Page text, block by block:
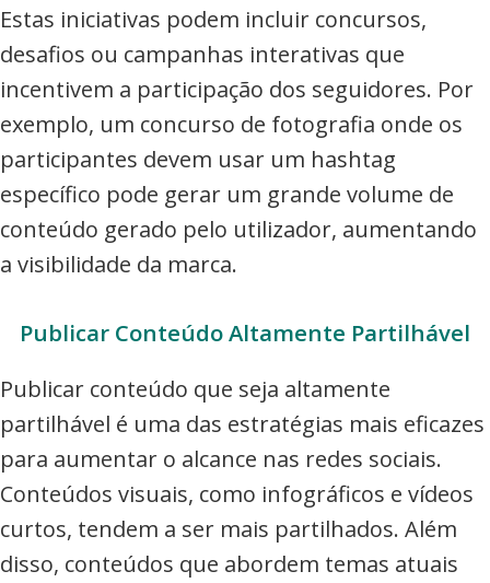
Estas iniciativas podem incluir concursos,
desafios ou campanhas interativas que
incentivem a participação dos seguidores. Por
exemplo, um concurso de fotografia onde os
participantes devem usar um hashtag
específico pode gerar um grande volume de
conteúdo gerado pelo utilizador, aumentando
a visibilidade da marca.
Publicar Conteúdo Altamente Partilhável
Publicar conteúdo que seja altamente
partilhável é uma das estratégias mais eficazes
para aumentar o alcance nas redes sociais.
Conteúdos visuais, como infográficos e vídeos
curtos, tendem a ser mais partilhados. Além
disso, conteúdos que abordem temas atuais